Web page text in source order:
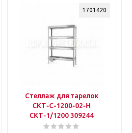
1701420
Стеллаж для тарелок
СКТ-С-1200-02-Н
СКТ-1/1200 309244